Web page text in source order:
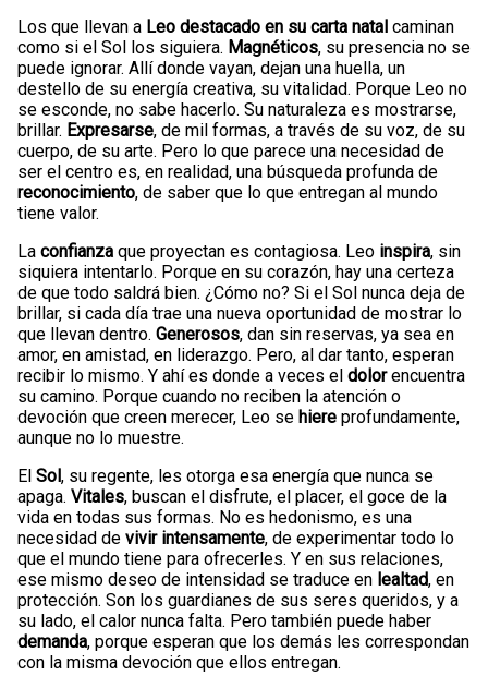
Los que llevan a Leo destacado en su carta natal caminan
como si el Sol los siguiera. Magnéticos, su presencia no se
puede ignorar. Allí donde vayan, dejan una huella, un
destello de su energía creativa, su vitalidad. Porque Leo no
se esconde, no sabe hacerlo. Su naturaleza es mostrarse,
brillar. Expresarse, de mil formas, a través de su voz, de su
cuerpo, de su arte. Pero lo que parece una necesidad de
ser el centro es, en realidad, una búsqueda profunda de
reconocimiento, de saber que lo que entregan al mundo
tiene valor.
La confianza que proyectan es contagiosa. Leo inspira, sin
siquiera intentarlo. Porque en su corazón, hay una certeza
de que todo saldrá bien. ¿Cómo no? Si el Sol nunca deja de
brillar, si cada día trae una nueva oportunidad de mostrar lo
que llevan dentro. Generosos, dan sin reservas, ya sea en
amor, en amistad, en liderazgo. Pero, al dar tanto, esperan
recibir lo mismo. Y ahí es donde a veces el dolorencuentra
su camino. Porque cuando no reciben la atención o
devoción que creen merecer, Leo se hiere profundamente,
aunque no lo muestre.
El Sol, su regente, les otorga esa energía que nunca se
apaga. Vitales, buscan el disfrute, el placer, el goce de la
vida en todas sus formas. No es hedonismo, es una
necesidad de vivir intensamente, de experimentar todo lo
que el mundo tiene para ofrecerles. Y en sus relaciones,
ese mismo deseo de intensidad se traduce en lealtad, en
protección. Son los guardianes de sus seres queridos, y a
su lado, el calor nunca falta. Pero también puede haber
demanda, porque esperan que los demás les correspondan
con la misma devoción que ellos entregan.